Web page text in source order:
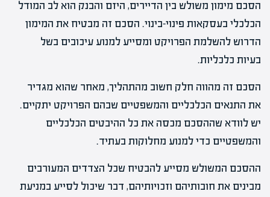
הסכם מימון משולש בין הדיירים, היזם והבנק הוא לב המודל
הכלכלי בעסקאות פינוי-בינוי. הסכם זה מבטיח את המימון
הדרוש להשלמת הפרויקט ומסייע למנוע עיכובים בשל
בעיות כלכליות.
הסכם זה מהווה חלק חשוב מהתהליך, מאחר שהוא מגדיר
את התנאים הכלכליים והמשפטיים שבהם הפרויקט יתקיים.
יש לוודא שההסכם מכסה את כל ההיבטים הכלכליים
והמשפטיים כדי למנוע מחלוקות בעתיד.
ההסכם המשולש מסייע להבטיח שכל הצדדים המעורבים
מבינים את חובותיהם וזכויותיהם, דבר שיכול לסייע במניעת